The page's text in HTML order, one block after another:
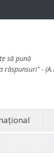
să pună
răspunsuri”-